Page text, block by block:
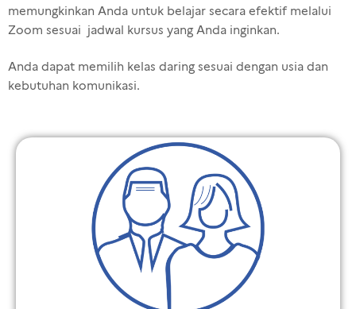
memungkinkan Anda untuk belajar secara efektif melalui
Zoom sesuai jadwal kursus yang Anda inginkan.
Anda dapat memilih kelas daring sesuai dengan usia dan
kebutuhan komunikasi.